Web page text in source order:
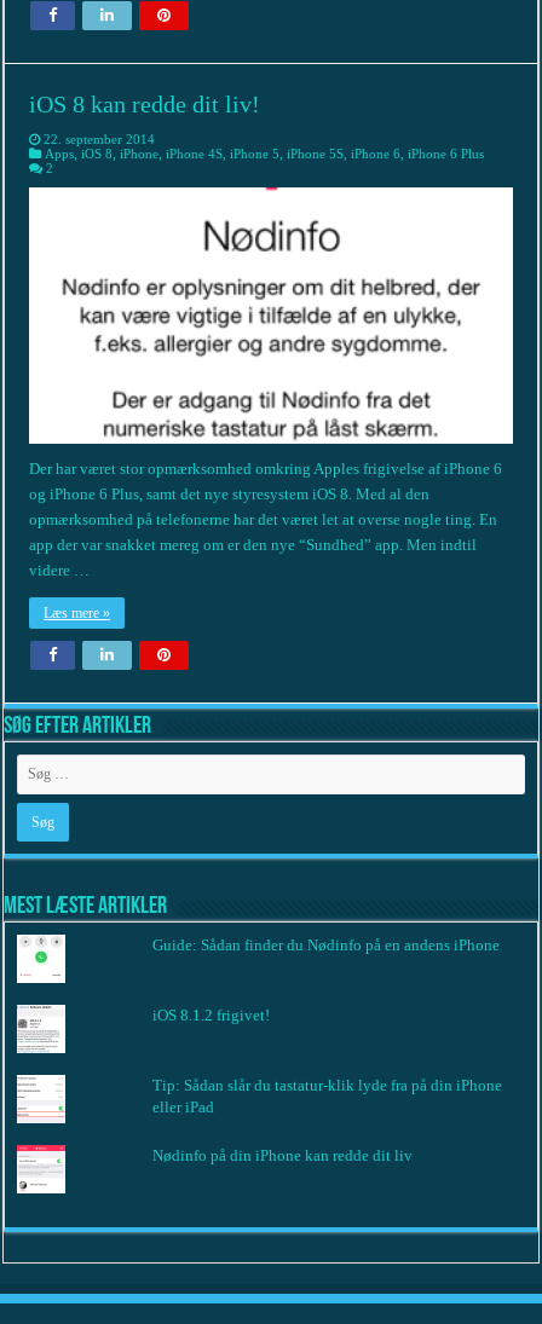
iOS 8 kan redde dit liv!
22. september 2014
Apps ,iOS 8 ,iPhone ,iPhone 4S ,iPhone 5 ,iPhone 5S ,iPhone 6 ,iPhone 6 Plus
2
Der har været stor opmærksomhed omkring Apples frigivelse af iPhone 6
og iPhone 6 Plus, samt det nye styresystem iOS 8. Med al den
opmærksomhed på telefonerne har det været let at overse nogle ting. En
app der var snakket mereg om er den nye “Sundhed” app. Men indtil
videre …
Læs mere »
Søg efter artikler
Mest læste artikler
Guide: Sådan finder du Nødinfo på en andens iPhone
iOS 8.1.2 frigivet!
Tip: Sådan slår du tastatur-klik lyde fra på din iPhone
eller iPad
Nødinfo på din iPhone kan redde dit liv